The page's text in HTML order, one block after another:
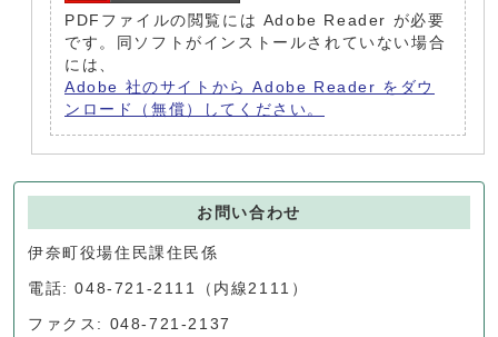
PDFファイルの閲覧には Adobe Reader が必要
です。同ソフトがインストールされていない場合
には、
Adobe 社のサイトから Adobe Reader をダウ
ンロード（無償）してください。
お問い合わせ
伊奈町役場住民課住民係
電話: 048-721-2111（内線2111）
ファクス: 048-721-2137